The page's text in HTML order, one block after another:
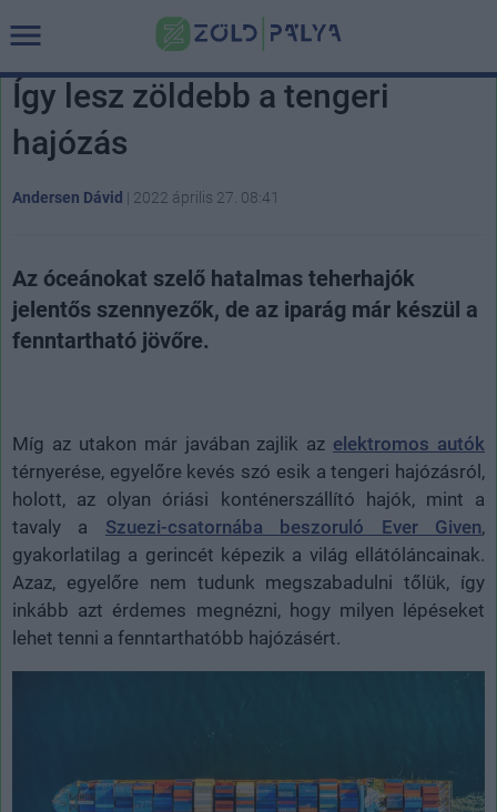
Így lesz zöldebb a tengeri
hajózás
Andersen Dávid | 2022 április 27. 08:41
Az óceánokat szelő hatalmas teherhajók
jelentős szennyezők, de az iparág már készül a
fenntartható jövőre.
Míg az utakon már javában zajlik az elektromos autók
térnyerése, egyelőre kevés szó esik a tengeri hajózásról,
holott, az olyan óriási konténerszállító hajók, mint a
tavaly a Szuezi-csatornába beszoruló Ever Given,
gyakorlatilag a gerincét képezik a világ ellátóláncainak.
Azaz, egyelőre nem tudunk megszabadulni tőlük, így
inkább azt érdemes megnézni, hogy milyen lépéseket
lehet tenni a fenntarthatóbb hajózásért.